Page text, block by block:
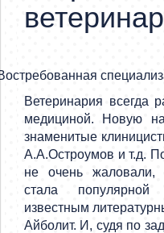
Ветеринария всегда
медициной. Новую
знаменитые
А.А.Остроумов и т.д.
не очень жаловали,
стала
известным
Айболит. И, судя по